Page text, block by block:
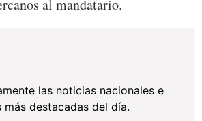
al mandatario.
las noticias nacionales e
más destacadas del día.